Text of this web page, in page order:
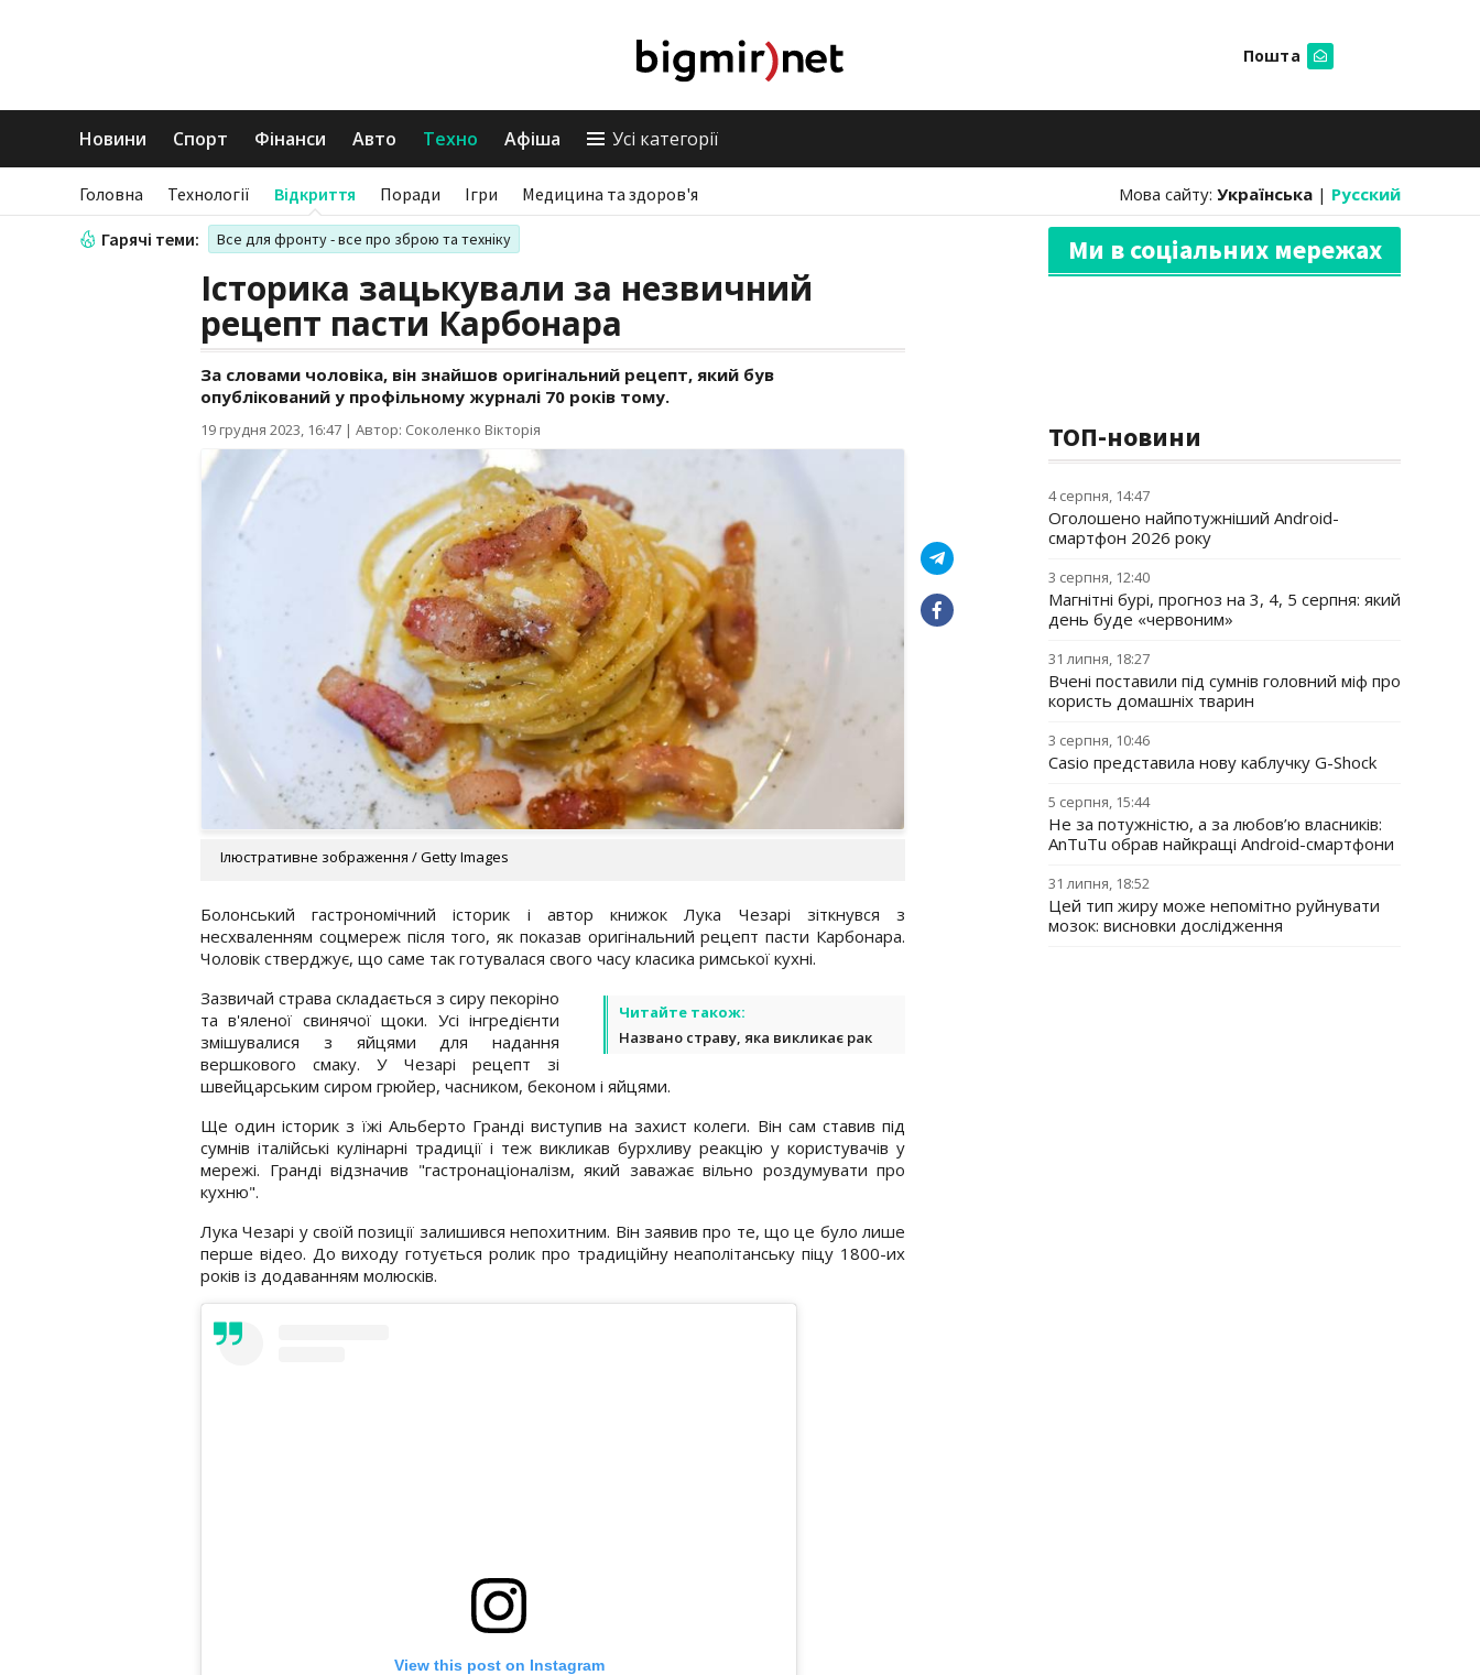
Пошта
Новини Спорт Фінанси Авто Техно Афіша Усі категорії
Головна Технології Відкриття Поради Ігри Медицина та здоров'я Мова сайту: Українська | Русский
Гарячі теми: Все для фронту - все про зброю та техніку
Історика зацькували за незвичний
рецепт пасти Карбонара
За словами чоловіка, він знайшов оригінальний рецепт, який був
опублікований у профільному журналі 70 років тому.
19 грудня 2023, 16:47 | Автор: Соколенко Вікторія
Ілюстративне зображення / Getty Images
Болонський гастрономічний історик і автор книжок Лука Чезарі зіткнувся з
несхваленням соцмереж після того, як показав оригінальний рецепт пасти Карбонара.
Чоловік стверджує, що саме так готувалася свого часу класика римської кухні.
Читайте також:
Названо страву, яка викликає рак
Зазвичай страва складається з сиру пекоріно
та в'яленої свинячої щоки. Усі інгредієнти
змішувалися з яйцями для надання
вершкового смаку. У Чезарі рецепт зі
швейцарським сиром грюйер, часником, беконом і яйцями.
Ще один історик з їжі Альберто Гранді виступив на захист колеги. Він сам ставив під
сумнів італійські кулінарні традиції і теж викликав бурхливу реакцію у користувачів у
мережі. Гранді відзначив "гастронаціоналізм, який заважає вільно роздумувати про
кухню".
Лука Чезарі у своїй позиції залишився непохитним. Він заявив про те, що це було лише
перше відео. До виходу готується ролик про традиційну неаполітанську піцу 1800-их
років із додаванням молюсків.
View this post on Instagram
Ми в соціальних мережах
ТОП-новини
4 серпня, 14:47
Оголошено найпотужніший Android-
смартфон 2026 року
3 серпня, 12:40
Магнітні бурі, прогноз на 3, 4, 5 серпня: який
день буде «червоним»
31 липня, 18:27
Вчені поставили під сумнів головний міф про
користь домашніх тварин
3 серпня, 10:46
Casio представила нову каблучку G-Shock
5 серпня, 15:44
Не за потужністю, а за любов’ю власників:
AnTuTu обрав найкращі Android-смартфони
31 липня, 18:52
Цей тип жиру може непомітно руйнувати
мозок: висновки дослідження